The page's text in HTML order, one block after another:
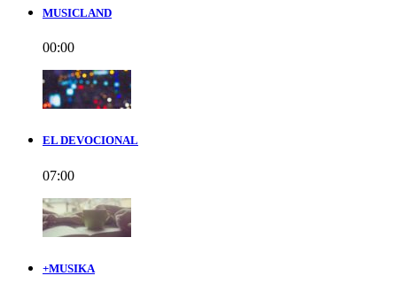
MUSICLAND
00:00
EL DEVOCIONAL
07:00
+MUSIKA